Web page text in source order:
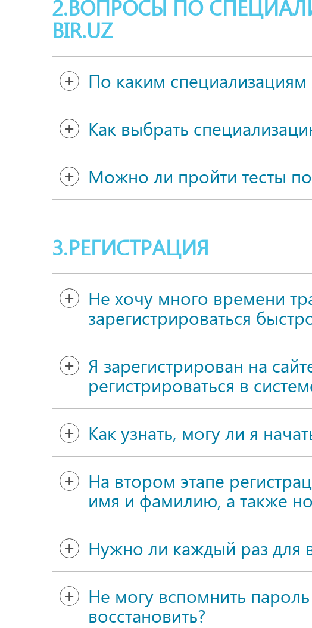
2.ВОПРОСЫ ПО
BIR.UZ
По каким специализациям
Как выбрать
Можно ли пройти тесты
3.РЕГИСТРАЦИЯ
Не хочу много времени
зарегистрироваться
Я зарегистрирован на
регистрироваться в
Как узнать, могу ли я
На втором этапе
имя и фамилию, а также
Нужно ли каждый раз для
Не могу вспомнить
восстановить?